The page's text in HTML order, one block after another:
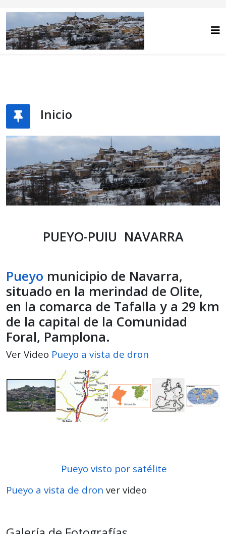
Inicio
PUEYO-PUIU NAVARRA
Pueyo municipio de Navarra,
situado en la merindad de Olite,
en la comarca de Tafalla y a 29 km
de la capital de la Comunidad
Foral, Pamplona.
Ver Video Pueyo a vista de dron
Pueyo visto por satélite
Pueyo a vista de dron ver video